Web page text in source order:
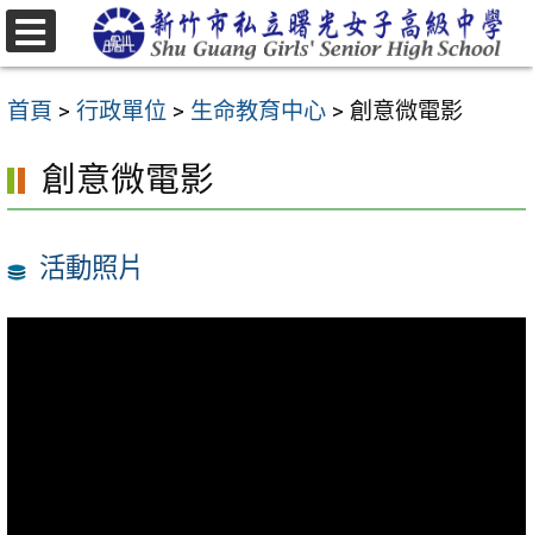
跳
至
要
容
首頁 > 行政單位 > 生命教育中心 > 創意微電影
創意微電影
活動照片
選
單